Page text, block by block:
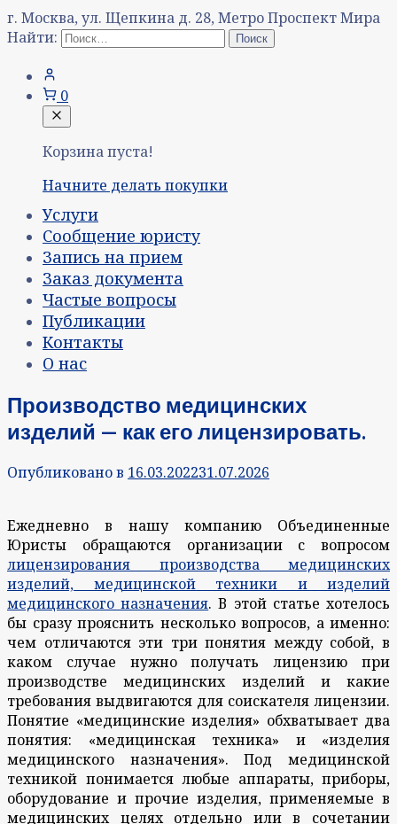
г. Москва, ул. Щепкина д. 28, Метро Проспект Мира
Найти:
0
Корзина пуста!
Начните делать покупки
Услуги
Сообщение юристу
Запись на прием
Заказ документа
Частые вопросы
Публикации
Контакты
О нас
Производство медицинских
изделий — как его лицензировать.
Опубликовано в 16.03.202231.07.2026
Ежедневно в нашу компанию Объединенные
Юристы обращаются организации с вопросом
лицензирования производства медицинских
изделий, медицинской техники и изделий
медицинского назначения. В этой статье хотелось
бы сразу прояснить несколько вопросов, а именно:
чем отличаются эти три понятия между собой, в
каком случае нужно получать лицензию при
производстве медицинских изделий и какие
требования выдвигаются для соискателя лицензии.
Понятие «медицинские изделия» обхватывает два
понятия: «медицинская техника» и «изделия
медицинского назначения». Под медицинской
техникой понимается любые аппараты, приборы,
оборудование и прочие изделия, применяемые в
медицинских целях отдельно или в сочетании